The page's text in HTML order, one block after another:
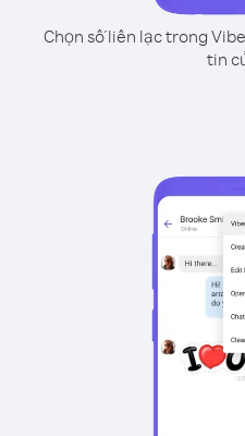
Chọn số liên lạc trong
tin